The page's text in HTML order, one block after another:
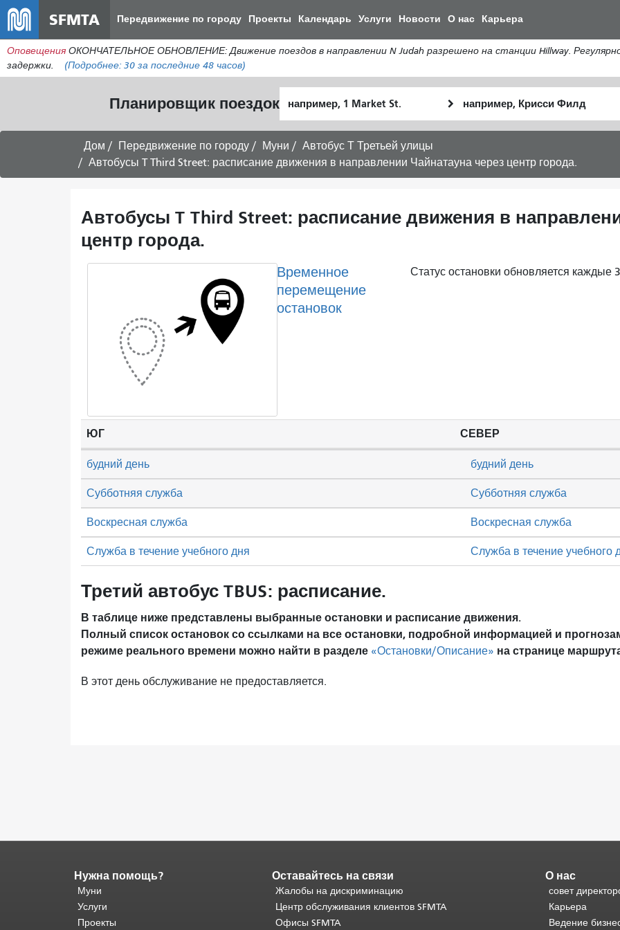
к
общему
содержанию
SFMTA Передвижение по городу Проекты Календарь Услуги Новости О нас Карьера
Оповещения ОКОНЧАТЕЛЬНОЕ ОБНОВЛЕНИЕ: Движение поездов в направлении N Judah разрешено на станции Hillway.
задержки.
(Подробнее: 30 за последние 48 часов)
Планировщик поездок местоположение
окончания
я
Дом Передвижение по городу Муни
Автобус Т Третьей улицы
Автобусы T Third Street: расписание движения в направлении Чайнатауна через центр города.
Автобусы T Third Street: расписание движения в
центр города.
Временное
перемещение
остановок
Статус остановки обновляется каждые
ЮГ СЕВЕР
Субботняя служба Субботняя служба
Воскресная служба Воскресная служба
будний день будний день
Служба в течение учебного дня Служба в течение учебного
Третий автобус TBUS: расписание.
В таблице ниже представлены выбранные остановки и расписание движения.
Полный список остановок со ссылками на все остановки, подробной информацией и
режиме реального времени можно найти в разделе «Остановки/Описание» на странице
В этот день обслуживание не предоставляется.
Конец
содержимого
страницы.
часть
Нужна помощь?
Муни
Услуги
Проекты
Оставайтесь на связи
Жалобы на дискриминацию
Центр обслуживания клиентов SFMTA
Офисы SFMTA
О нас
совет
Карьера
Ведение